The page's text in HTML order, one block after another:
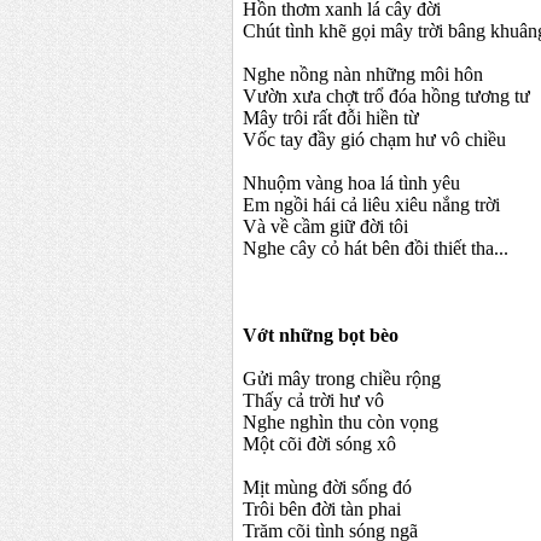
Hồn thơm xanh lá cây đời
Chút tình khẽ gọi mây trời bâng
Nghe nồng nàn những môi hôn
Vườn xưa chợt trổ đóa hồng tương tư
Mây trôi rất đỗi hiền từ
Vốc tay đầy gió chạm hư vô chiều
Nhuộm vàng hoa lá tình yêu
Em ngồi hái cả liêu xiêu nắng trời
Và về cầm giữ đời tôi
Nghe cây cỏ hát bên đồi thiết tha...
Vớt những bọt bèo
Gửi mây trong chiều rộng
Thấy cả trời hư vô
Nghe nghìn thu còn vọng
Một cõi đời sóng xô
Mịt mùng đời sống đó
Trôi bên đời tàn phai
Trăm cõi tình sóng ngã